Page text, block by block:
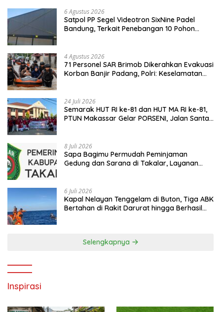
6 Agustus 2026
Satpol PP Segel Videotron SixNine Padel
Bandung, Terkait Penebangan 10 Pohon
4 Agustus 2026
71 Personel SAR Brimob Dikerahkan Evakuasi
Korban Banjir Padang, Polri: Keselamatan
24 Juli 2026
Semarak HUT RI ke-81 dan HUT MA RI ke-81,
PTUN Makassar Gelar PORSENI, Jalan Santai
8 Juli 2026
Sapa Bagimu Permudah Peminjaman
Gedung dan Sarana di Takalar, Layanan
6 Juli 2026
Kapal Nelayan Tenggelam di Buton, Tiga ABK
Bertahan di Rakit Darurat hingga Berhasil
Selengkapnya
Inspirasi